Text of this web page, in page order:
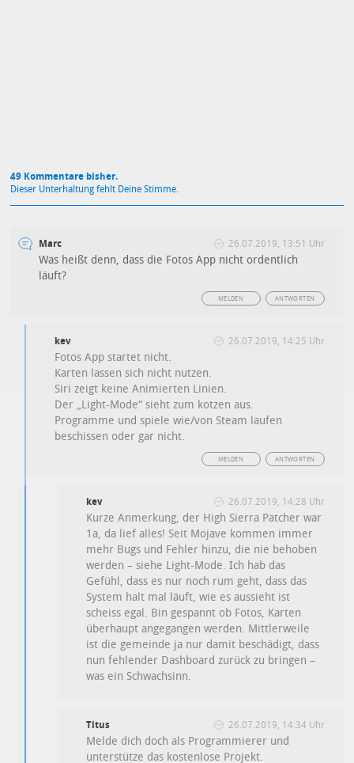
49 Kommentare bisher.
Dieser Unterhaltung fehlt Deine Stimme.
Marc 26.07.2019, 13:51 Uhr
Was heißt denn, dass die Fotos App nicht ordentlich
läuft?
ANTWORTEN
MELDEN
kev 26.07.2019, 14:25 Uhr
Fotos App startet nicht.
Karten lassen sich nicht nutzen.
Siri zeigt keine Animierten Linien.
Der „Light-Mode“ sieht zum kotzen aus.
Programme und spiele wie/von Steam laufen
beschissen oder gar nicht.
ANTWORTEN
MELDEN
kev 26.07.2019, 14:28 Uhr
Kurze Anmerkung, der High Sierra Patcher war
1a, da lief alles! Seit Mojave kommen immer
mehr Bugs und Fehler hinzu, die nie behoben
werden – siehe Light-Mode. Ich hab das
Gefühl, dass es nur noch rum geht, dass das
System halt mal läuft, wie es aussieht ist
scheiss egal. Bin gespannt ob Fotos, Karten
überhaupt angegangen werden. Mittlerweile
ist die gemeinde ja nur damit beschädigt, dass
nun fehlender Dashboard zurück zu bringen –
was ein Schwachsinn.
Titus 26.07.2019, 14:34 Uhr
Melde dich doch als Programmierer und
unterstütze das kostenlose Projekt.